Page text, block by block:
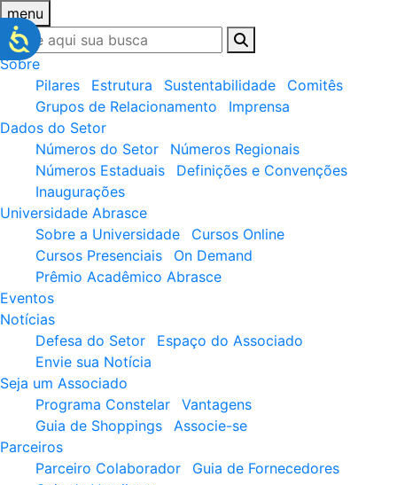
menu
Sobre
Pilares
Estrutura Sustentabilidade
Comitês
Grupos de Relacionamento
Imprensa
Dados do Setor
Números do Setor
Números Regionais
Números Estaduais
Definições e Convenções
Inaugurações
Universidade Abrasce
Sobre a Universidade
Cursos Online
Cursos Presenciais
On Demand
Prêmio Acadêmico Abrasce
Eventos
Notícias
Defesa do Setor
Espaço do Associado
Envie sua Notícia
Seja um Associado
Programa Constelar
Vantagens
Guia de Shoppings
Associe-se
Parceiros
Parceiro Colaborador
Guia de Fornecedores